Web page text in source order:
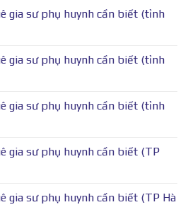
gia sư phụ huynh cần biết (tỉnh
gia sư phụ huynh cần biết (tỉnh
gia sư phụ huynh cần biết (tỉnh
gia sư phụ huynh cần biết (TP
gia sư phụ huynh cần biết (TP Hà